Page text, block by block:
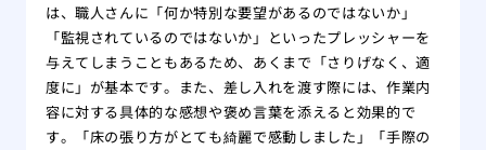
は、職人さんに「何か特別な要望があるのではないか」
「監視されているのではないか」といったプレッシャーを
与えてしまうこともあるため、あくまで「さりげなく、適
度に」が基本です。また、差し入れを渡す際には、作業内
容に対する具体的な感想や褒め言葉を添えると効果的で
す。「床の張り方がとても綺麗で感動しました」「手際の